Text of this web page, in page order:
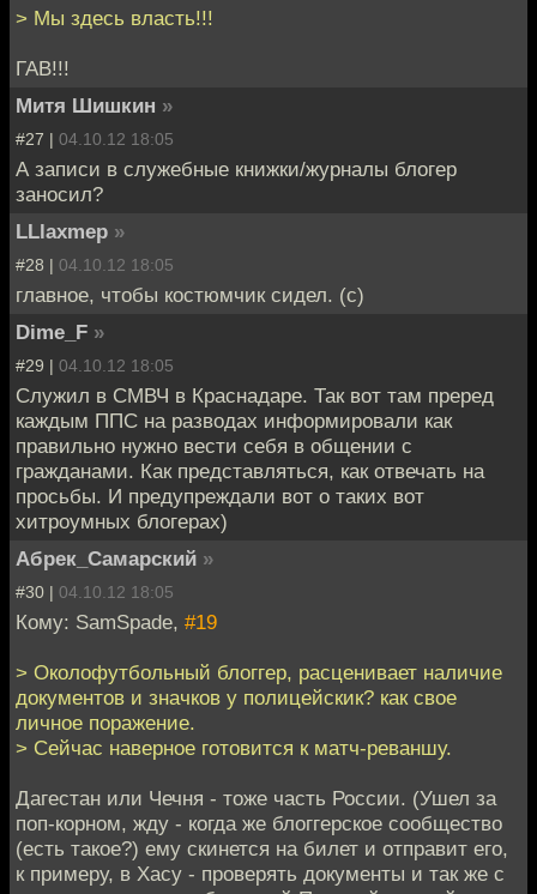
> Мы здесь власть!!!
ГАВ!!!
Митя Шишкин »
#27 | 04.10.12 18:05
А записи в служебные книжки/журналы блогер
заносил?
LLlaxmep »
#28 | 04.10.12 18:05
главное, чтобы костюмчик сидел. (с)
Dime_F »
#29 | 04.10.12 18:05
Служил в СМВЧ в Краснадаре. Так вот там преред
каждым ППС на разводах информировали как
правильно нужно вести себя в общении с
гражданами. Как представляться, как отвечать на
просьбы. И предупреждали вот о таких вот
хитроумных блогерах)
Абрек_Самарский »
#30 | 04.10.12 18:05
Кому: SamSpade, #19
> Околофутбольный блоггер, расценивает наличие
документов и значков у полицейскик? как свое
личное поражение.
> Сейчас наверное готовится к матч-реваншу.
Дагестан или Чечня - тоже часть России. (Ушел за
поп-корном, жду - когда же блоггерское сообщество
(есть такое?) ему скинется на билет и отправит его,
к примеру, в Хасу - проверять документы и так же с